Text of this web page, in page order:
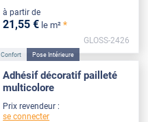
à partir de
21,55 € le m² *
GLOSS-2426
Confort Pose Intérieure
Adhésif décoratif pailleté
multicolore
Prix revendeur :
se connecter